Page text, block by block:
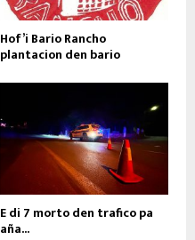
Hof’i Bario Rancho
plantacion den bario
E di 7 morto den trafico pa
aña...